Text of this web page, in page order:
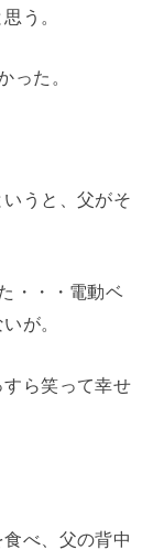
う。
った。
うと、父がそ
・・・電動ベ
が。
ら笑って幸せ
食べ、父の背中